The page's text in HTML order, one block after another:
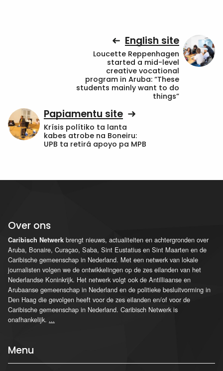
English site
Loucette Reppenhagen
started a mid-level
creative vocational
program in Aruba: “These
students mainly want to do
things”
Papiamentu site
Krísis polítiko ta lanta
kabes atrobe na Boneiru:
UPB ta retirá apoyo pa MPB
Over ons
Caribisch Netwerk brengt nieuws, actualiteiten en achtergronden over
Aruba, Bonaire, Curaçao, Saba, Sint Eustatius en Sint Maarten en de
Caribische gemeenschap in Nederland. Met een netwerk van lokale
journalisten volgen we de ontwikkelingen op de zes eilanden van het
Nederlandse Koninkrijk. Het netwerk volgt ook de Antilliaanse en
Arubaanse gemeenschap in Nederland en de politieke besluitvorming in
Den Haag die gevolgen heeft voor de zes eilanden en/of voor de
Caribische gemeenschap in Nederland. Caribisch Netwerk is
onafhankelijk. ...
Menu